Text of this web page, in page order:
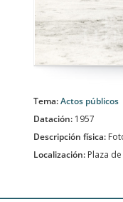
Tema:Actos públicos
Datación: 1957
Descripción física:
Localización: Plaza